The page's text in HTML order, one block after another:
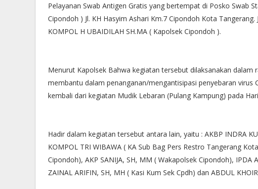
Pelayanan Swab Antigen Gratis yang bertempat di Posko Swab
Cipondoh ) Jl. KH Hasyim Ashari Km.7 Cipondoh Kota
KOMPOL H UBAIDILAH SH.MA ( Kapolsek Cipondoh ).
Menurut Kapolsek Bahwa kegiatan tersebut dilaksanakan dalam
membantu dalam penanganan/mengantisipasi penyebaran virus
kembali dari kegiatan Mudik Lebaran (Pulang Kampung) pada
Hadir dalam kegiatan tersebut antara lain, yaitu : AKBP INDRA
KOMPOL TRI WIBAWA ( KA Sub Bag Pers Restro Tangerang
Cipondoh), AKP SANIJA, SH, MM ( Wakapolsek Cipondoh), IPDA
ZAINAL ARIFIN, SH, MH ( Kasi Kum Sek Cpdh) dan ABDUL